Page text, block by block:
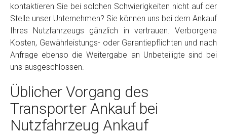
kontaktieren Sie bei solchen Schwierigkeiten nicht auf der
Stelle unser Unternehmen? Sie können uns bei dem Ankauf
Ihres Nutzfahrzeugs gänzlich in vertrauen. Verborgene
Kosten, Gewährleistungs- oder Garantiepflichten und nach
Anfrage ebenso die Weitergabe an Unbeteiligte sind bei
uns ausgeschlossen.
Üblicher Vorgang des
Transporter Ankauf bei
Nutzfahrzeug Ankauf